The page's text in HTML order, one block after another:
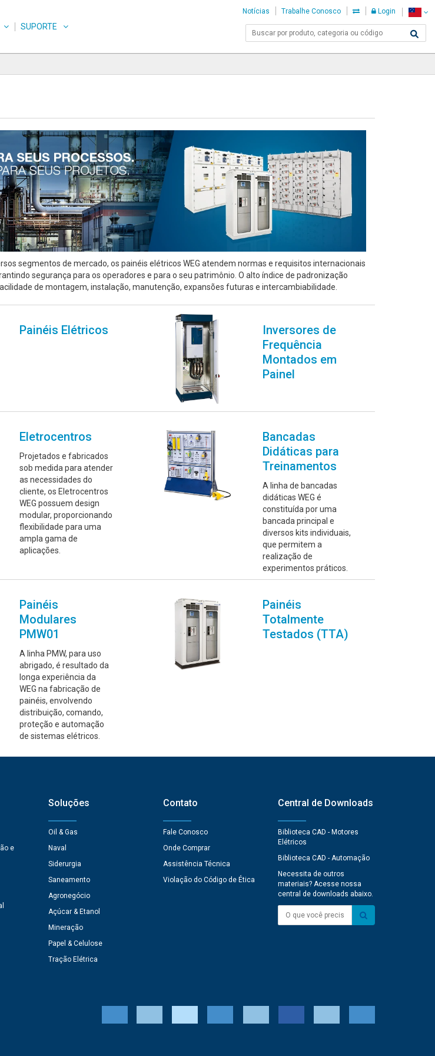
SUPORTE
Notícias Trabalhe Conosco Login
segmentos de mercado, os painéis elétricos WEG atendem normas e requisitos internacionais
segurança para os operadores e para o seu patrimônio. O alto índice de padronização
de montagem, instalação, manutenção, expansões futuras e intercambiabilidade.
Painéis Elétricos
Inversores de
Frequência
Montados em
Painel
Eletrocentros
Projetados e fabricados
sob medida para atender
as necessidades do
cliente, os Eletrocentros
WEG possuem design
modular, proporcionando
flexibilidade para uma
ampla gama de
aplicações.
Bancadas
Didáticas para
Treinamentos
A linha de bancadas
didáticas WEG é
constituída por uma
bancada principal e
diversos kits individuais,
que permitem a
realização de
experimentos práticos.
Painéis
Modulares
PMW01
A linha PMW, para uso
abrigado, é resultado da
longa experiência da
WEG na fabricação de
painéis, envolvendo
distribuição, comando,
proteção e automação
de sistemas elétricos.
Painéis
Totalmente
Testados (TTA)
e
Soluções
Oil & Gas
Naval
Siderurgia
Saneamento
Agronegócio
Açúcar & Etanol
Mineração
Papel & Celulose
Tração Elétrica
Contato
Fale Conosco
Onde Comprar
Assistência Técnica
Violação do Código de Ética
Central de Downloads
Biblioteca CAD - Motores
Elétricos
Biblioteca CAD - Automação
Necessita de outros
materiais? Acesse nossa
central de downloads abaixo.